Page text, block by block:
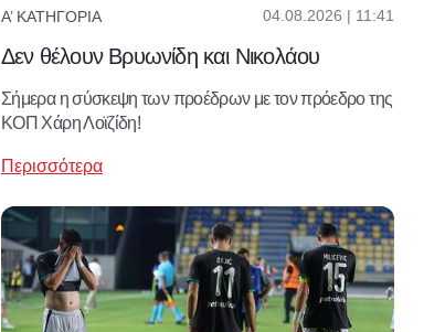
Α’ ΚΑΤΗΓΟΡΊΑ 04.08.2026 | 11:41
Δεν θέλουν Βρυωνίδη και Νικολάου
Σήμερα η σύσκεψη των προέδρων με τον πρόεδρο της
ΚΟΠ Χάρη Λοϊζίδη!
Περισσότερα